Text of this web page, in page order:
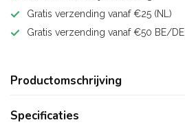
Gratis verzending vanaf €25 (NL)
Gratis verzending vanaf €50 BE/DE
Productomschrijving
Specificaties